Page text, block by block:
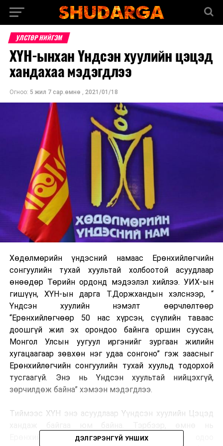
УЛСТӨР НИЙГЭМ
ХҮН-ынхан Үндсэн хуулийн цэцэд
хандахаа мэдэгдлээ
Огноо: 5 жил 7 сар.өмнө , 2021/01/18
Хөдөлмөрийн үндэсний намаас Ерөнхийлөгчийн
сонгуулийн тухай хуультай холбоотой асуудлаар
өнөөдөр Төрийн ордонд мэдээлэл хийлээ. УИХ-ын
гишүүн, ХҮН-ын дарга Т.Доржхандын хэлснээр, “
Үндсэн хуулийн нэмэлт өөрчлөлтөөр
“Ерөнхийлөгчөөр 50 нас хүрсэн, сүүлийн таваас
доошгүй жил эх орондоо байнга оршин суусан,
Монгол Улсын уугуул иргэнийг зургаан жилийн
хугацаагаар зөвхөн нэг удаа сонгоно” гэж заасныг
Ерөнхийлөгчийн сонгуулийн тухай хуульд тодорхой
тусгаагүй. Энэ нь Үндсэн хуультай нийцэхгүй,
зөрчилдөж байна” хэмээн мэдэгдлээ.
Тиймээс ХҮН энэ асуудлаар Үүндсэн хуулийн Цэцэд
Ерөнхийлөгчөөр ажиллаж байсан болон одоо
ДЭЛГЭРЭНГҮЙ УНШИХ